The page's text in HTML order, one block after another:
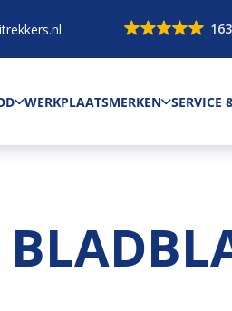
WERKPLAATSMERKEN SERVICE